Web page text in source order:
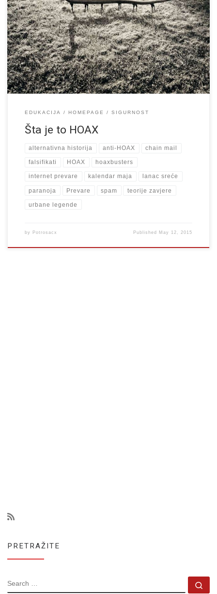
HOAX se definiše kao e-mail poruka čiji sadržaj nije istinit. Razlozi
za slanje ovakvih poruka mogu biti zlonamjerni ili samo duhoviti.
Čest izvor zastrašujućih HOAX poruka su upravo internet stranice
na kojima se objavljuju satirične vijesti ili vijesti koje […]
EDUKACIJA HOMEPAGE SIGURNOST
Šta je to HOAX
alternativna historija anti-HOAX chain mail
falsifikati HOAX hoaxbusters
internet prevare kalendar maja lanac sreće
paranoja Prevare spam teorije zavjere
urbane legende
by Potrosacx Published May 12, 2015
PRETRAŽITE
SEARCH